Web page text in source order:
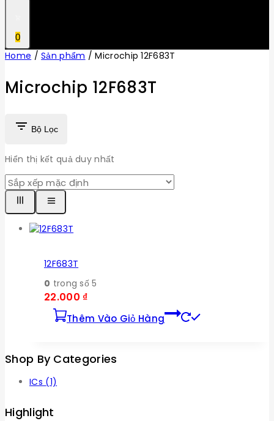
0
Home / Sản phẩm / Microchip 12F683T
Microchip 12F683T
Bộ Lọc
Hiển thị kết quả duy nhất
12F683T
0 trong số 5
22.000 ₫
Thêm Vào Giỏ Hàng
Shop By Categories
ICs (1)
Highlight